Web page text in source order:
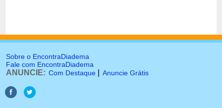
Sobre o EncontraDiadema
Fale com EncontraDiadema
ANUNCIE: Com Destaque Anuncie Grátis